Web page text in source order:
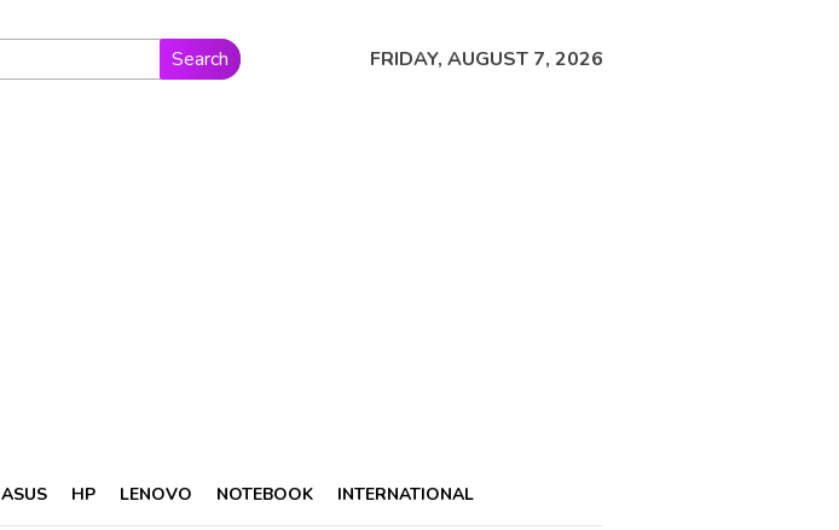
Search FRIDAY, AUGUST 7, 2026
ASUS HP LENOVO NOTEBOOK INTERNATIONAL